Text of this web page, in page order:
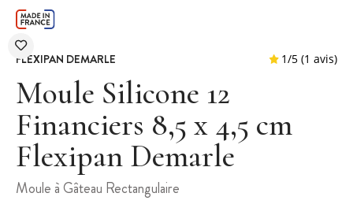
FLEXIPAN DEMARLE
Moule Silicone 12
Financiers 8,5 x 4,5 cm
Flexipan Demarle
Moule à Gâteau Rectangulaire